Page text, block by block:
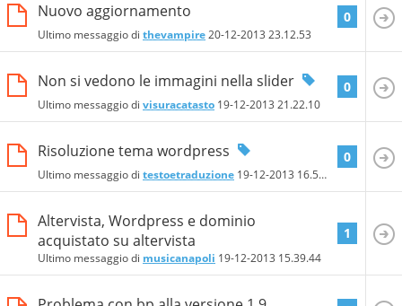
Nuovo aggiornamento
Ultimo messaggio di thevampire20-12-2013 23.12.53
0
Non si vedono le immagini nella slider
Ultimo messaggio di visuracatasto 19-12-2013 21.22.10
0
Risoluzione tema wordpress
Ultimo messaggio di testoetraduzione 19-12-2013 16.59.36
0
Altervista, Wordpress e dominio
acquistato su altervista
Ultimo messaggio di musicanapoli 19-12-2013 15.39.44
1